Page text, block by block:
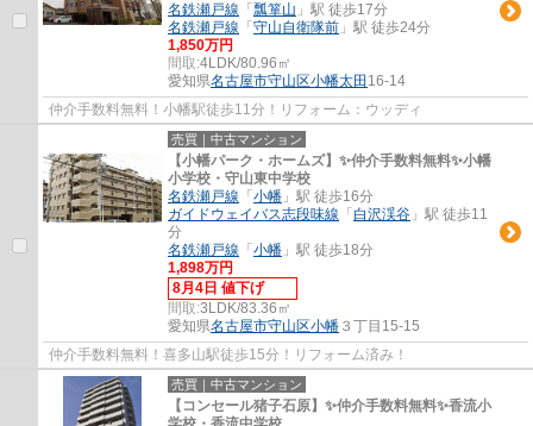
名鉄瀬戸線 「 瓢箪山 」駅 徒歩17分
名鉄瀬戸線 「 守山自衛隊前 」駅 徒歩24分
1,850万円
間取:4LDK/80.96㎡
愛知県名古屋市守山区小幡太田 16-14
仲介手数料無料！小幡駅徒歩11分！リフォーム：ウッディ
売買｜中古マンション
【小幡パーク・ホームズ】✨️仲介手数料無料✨️小幡
小学校・守山東中学校
名鉄瀬戸線 「 小幡 」駅 徒歩16分
ガイドウェイバス志段味線 「 白沢渓谷 」駅 徒歩11
分
名鉄瀬戸線 「 小幡 」駅 徒歩18分
1,898万円
8月4日 値下げ
間取:3LDK/83.36㎡
愛知県名古屋市守山区小幡 ３丁目15-15
仲介手数料無料！喜多山駅徒歩15分！リフォーム済み！
売買｜中古マンション
【コンセール猪子石原】✨️仲介手数料無料✨️香流小